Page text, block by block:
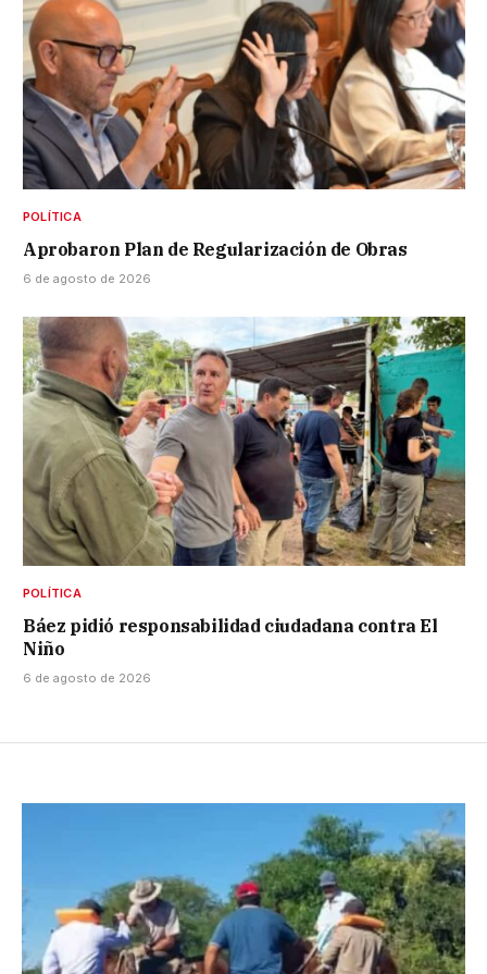
POLÍTICA
Aprobaron Plan de Regularización de Obras
6 de agosto de 2026
POLÍTICA
Báez pidió responsabilidad ciudadana contra El
Niño
6 de agosto de 2026